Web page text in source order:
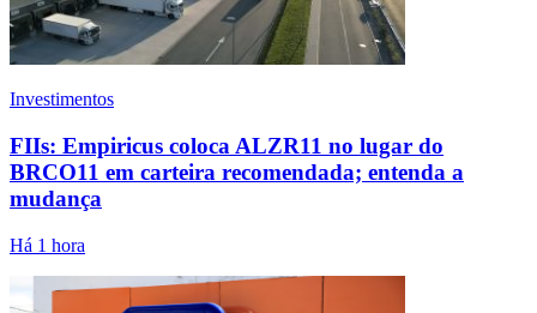
Investimentos
FIIs: Empiricus coloca ALZR11 no lugar do
BRCO11 em carteira recomendada; entenda a
mudança
Há 1 hora